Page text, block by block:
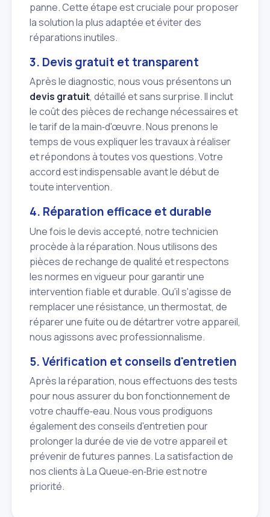
panne. Cette étape est cruciale pour proposer
la solution la plus adaptée et éviter des
réparations inutiles.
3. Devis gratuit et transparent
Après le diagnostic, nous vous présentons un
devis gratuit, détaillé et sans surprise. Il inclut
le coût des pièces de rechange nécessaires et
le tarif de la main‑d'œuvre. Nous prenons le
temps de vous expliquer les travaux à réaliser
et répondons à toutes vos questions. Votre
accord est indispensable avant le début de
toute intervention.
4. Réparation efficace et durable
Une fois le devis accepté, notre technicien
procède à la réparation. Nous utilisons des
pièces de rechange de qualité et respectons
les normes en vigueur pour garantir une
intervention fiable et durable. Qu'il s'agisse de
remplacer une résistance, un thermostat, de
réparer une fuite ou de détartrer votre appareil,
nous agissons avec professionnalisme.
5. Vérification et conseils d'entretien
Après la réparation, nous effectuons des tests
pour nous assurer du bon fonctionnement de
votre chauffe‑eau. Nous vous prodiguons
également des conseils d'entretien pour
prolonger la durée de vie de votre appareil et
prévenir de futures pannes. La satisfaction de
nos clients à La Queue‑en‑Brie est notre
priorité.